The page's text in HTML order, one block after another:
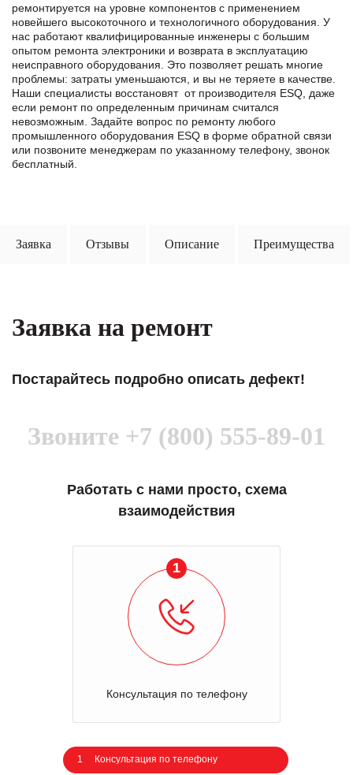
ремонтируется на уровне компонентов с применением
новейшего высокоточного и технологичного оборудования. У
нас работают квалифицированные инженеры с большим
опытом ремонта электроники и возврата в эксплуатацию
неисправного оборудования. Это позволяет решать многие
проблемы: затраты уменьшаются, и вы не теряете в качестве.
Наши специалисты восстановят от производителя ESQ, даже
если ремонт по определенным причинам считался
невозможным. Задайте вопрос по ремонту любого
промышленного оборудования ESQ в формe обратной связи
или позвоните менеджерам по указанному телефону, звонок
бесплатный.
Заявка Отзывы Описание Преимущества
Заявка на ремонт
Постарайтесь подробно описать дефект!
Звоните +7 (800) 555-89-01
Работать с нами просто, схема
взаимодействия
1
Консультация по телефону
1 Консультация по телефону